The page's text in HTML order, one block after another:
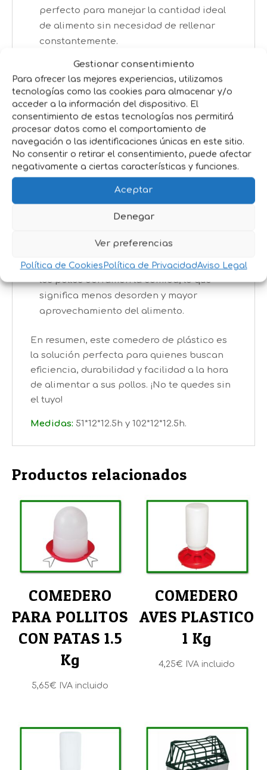
Gestionar consentimiento
Para ofrecer las mejores experiencias, utilizamos
tecnologías como las cookies para almacenar y/o
acceder a la información del dispositivo. El
consentimiento de estas tecnologías nos permitirá
procesar datos como el comportamiento de
navegación o las identificaciones únicas en este sitio.
No consentir o retirar el consentimiento, puede afectar
negativamente a ciertas características y funciones.
Aceptar
Denegar
Ver preferencias
Política de Cookies Política de PrivacidadAviso Legal
perfecto para manejar la cantidad ideal
de alimento sin necesidad de rellenar
constantemente.
Beneficios que te encantarán:
Ahorra tiempo y esfuerzo:Gracias a su
capacidad y fácil limpieza, tendrás más
tiempo para dedicar a otras tareas.
Mejora la higiene:Al mantener el alimento
en buen estado y evitar el desperdicio,
reduces el riesgo de infecciones o
Mayor durabilidad:Su material de
plástico de alta calidad asegura que sea
a golpes y al clima.
Practicidad en su uso:El diseño evita que
los pollos derramen la comida, lo que
significa menos desorden y mayor
aprovechamiento del alimento.
En resumen, este comedero de plástico es
la solución perfecta para quienes buscan
eficiencia, durabilidad y facilidad a la hora
de alimentar a sus pollos. ¡No te quedes sin
el tuyo!
Medidas: 51*12*12.5h y 102*12*12.5h.
Productos relacionados
COMEDERO
PARA POLLITOS
CON PATAS 1.5
Kg
5,65€ IVA incluido
COMEDERO
AVES PLASTICO
1 Kg
4,25€ IVA incluido